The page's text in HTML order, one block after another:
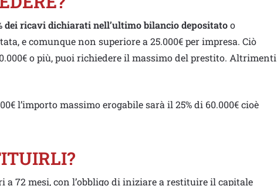
dei ricavi dichiarati nell’ultimo bilancio depositatoo
e comunque non superiore a 25.000€ per impresa. Ciò
o più, puoi richiedere il massimo del prestito. Altrimenti
l’importo massimo erogabile sarà il 25% di 60.000€ cioè
72 mesi, con l’obbligo di iniziare a restituire il capitale